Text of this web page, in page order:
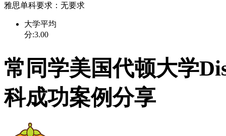
2010年美国大学企业管
2010年美国最有价值大
2010年美国大学工程学
2010年美国大学本科升
雅思单科要求：无要求
大学平均
分:3.00
常同学美国代顿大学
科成功案例分享